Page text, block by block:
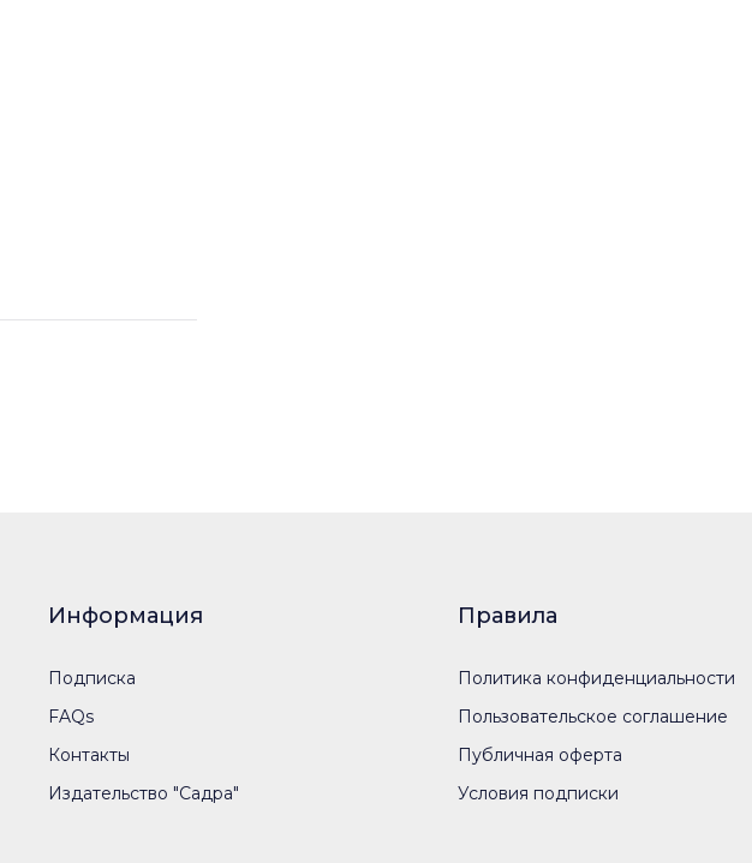
Информация
Подписка
FAQs
Контакты
Издательство "Садра"
Правила
Политика конфиденциальности
Пользовательское соглашение
Публичная оферта
Условия подписки